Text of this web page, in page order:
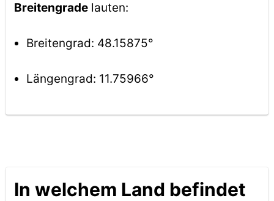
Breitengradelauten:
Breitengrad: 48.15875°
Längengrad: 11.75966°
In welchem Land befindet